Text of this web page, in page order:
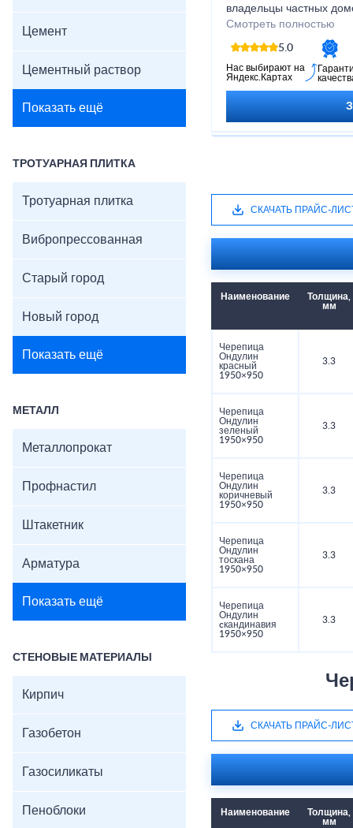
Цемент
Цементный раствор
Показать ещё
ТРОТУАРНАЯ ПЛИТКА
Тротуарная плитка
Вибропрессованная
Старый город
Новый город
Показать ещё
МЕТАЛЛ
Металлопрокат
Профнастил
Штакетник
Арматура
Показать ещё
СТЕНОВЫЕ МАТЕРИАЛЫ
Кирпич
Газобетон
Газосиликаты
Пеноблоки
владельцы частных
ондулин в Рощино. Это
напоминает шифер,
характеристики выше.
прослужить не менее
осуществить укладку,
Смотреть полностью
5.0
Нас выбирают на
Яндекс.Картах
СКАЧАТЬ ПРАЙС-
Наименование
Толщина,
мм
Черепица
Ондулин
красный
1950×950
3.3
Черепица
Ондулин
зеленый
1950×950
3.3
Черепица
Ондулин
коричневый
1950×950
3.3
Черепица
Ондулин
тоскана
1950×950
3.3
Черепица
Ондулин
cкандинавия
1950×950
3.3
СКАЧАТЬ ПРАЙС-
Наименование
Толщина,
мм